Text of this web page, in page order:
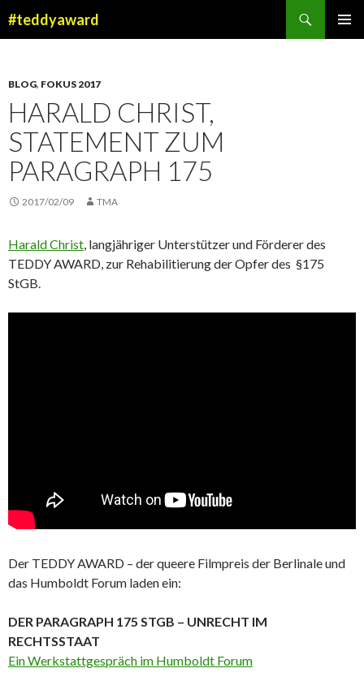
#teddyaward
BLOG, FOKUS 2017
HARALD CHRIST,
STATEMENT ZUM
PARAGRAPH 175
2017/02/09 TMA
Harald Christ, langjähriger Unterstützer und Förderer des
TEDDY AWARD, zur Rehabilitierung der Opfer des §175
StGB.
Der TEDDY AWARD – der queere Filmpreis der Berlinale und
das Humboldt Forum laden ein:
DER PARAGRAPH 175 STGB – UNRECHT IM
RECHTSSTAAT
Ein Werkstattgespräch im Humboldt Forum